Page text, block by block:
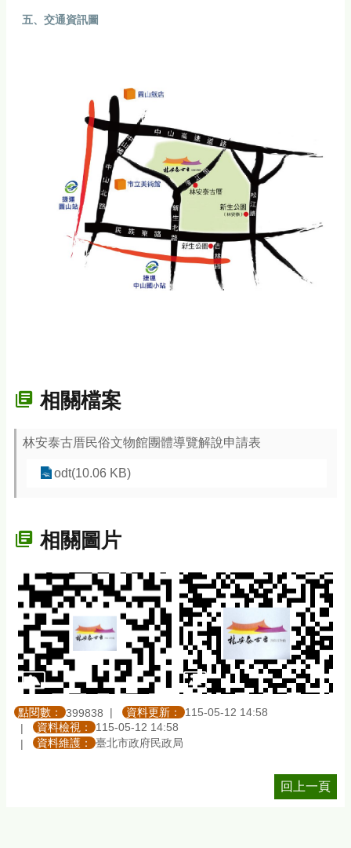
五、交通資訊圖
相關檔案
林安泰古厝民俗文物館團體導覽解說申請表
odt(10.06 KB)
相關圖片
點閱數： 399838 資料更新：
115-05-12 14:58
資料檢視：
115-05-12 14:58
資料維護：
臺北市政府民政局
回上一頁